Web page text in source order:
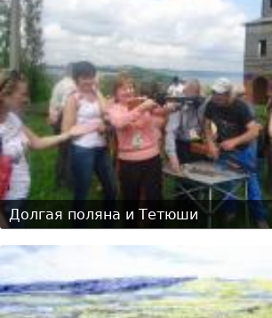
Долгая поляна и Тетюши